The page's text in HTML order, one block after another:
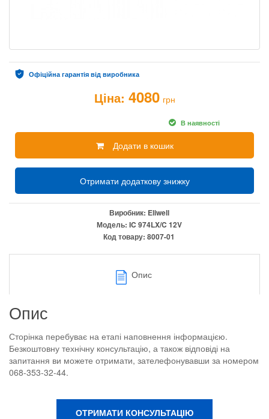
Офіційна гарантія від виробника
Ціна: 4080 грн
В наявності
Додати в кошик
Отримати додаткову знижку
Виробник: Eliwell
Модель: IC 974LX/C 12V
Код товару: 8007-01
Опис
Опис
Сторінка перебуває на етапі наповнення інформацією.
Безкоштовну технічну консультацію, а також відповіді на
запитання ви можете отримати, зателефонувавши за номером
068-353-32-44.
ОТРИМАТИ КОНСУЛЬТАЦІЮ